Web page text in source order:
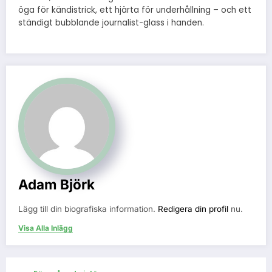
öga för kändistrick, ett hjärta för underhållning – och ett
ständigt bubblande journalist-glass i handen.
Adam Björk
Lägg till din biografiska information. Redigera din profil nu.
Visa Alla Inlägg